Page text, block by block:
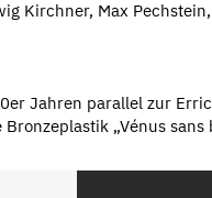
Kirchner, Max
Jahren parallel zur
„Vénus sans